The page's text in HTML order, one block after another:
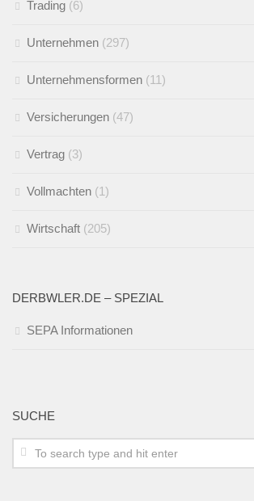
Trading (6)
Unternehmen (297)
Unternehmensformen (11)
Versicherungen (47)
Vertrag (3)
Vollmachten (1)
Wirtschaft (205)
DERBWLER.DE – SPEZIAL
SEPA Informationen
SUCHE